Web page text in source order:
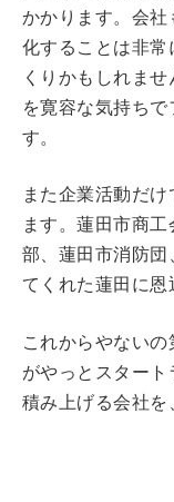
かかります。会
化することは非
くりかもしれま
を寛容な気持ち
す。
また企業活動だ
ます。蓮田市商
部、蓮田市消防
てくれた蓮田に恩
これからやない
がやっとスター
積み上げる会社を